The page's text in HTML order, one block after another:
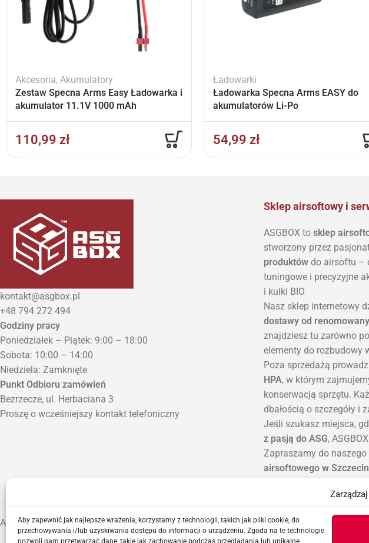
Aby zapewnić jak najlepsze wrażenia, korzystamy z technologii, takich jak pliki cookie, do
przechowywania i/lub uzyskiwania dostępu do informacji o urządzeniu. Zgoda na te technologie
pozwoli nam przetwarzać dane, takie jak zachowanie podczas przeglądania lub unikalne
Akcesoria, Akumulatory
Zestaw Specna Arms Easy Ładowarka i
akumulator 11.1V 1000 mAh
110,99 zł
Ładowarki
Ładowarka Specna Arms EASY do
akumulatorów Li-Po
54,99 zł
kontakt@asgbox.pl
+48 794 272 494
Godziny pracy
Poniedziałek – Piątek: 9:00 – 18:00
Sobota: 10:00 – 14:00
Niedziela: Zamknięte
Punkt Odbioru zamówień
Bezrzecze, ul. Herbaciana 3
Proszę o wcześniejszy kontakt telefoniczny
Sklep airsoftowy i
ASGBOX to sklep
stworzony przez
produktów do airsoftu –
tuningowe i precyzyjne
i kulki BIO
Nasz sklep internetowy
dostawy od
znajdziesz tu zarówno
elementy do rozbudowy
Poza sprzedażą
HPA, w którym
konserwacją sprzętu.
dbałością o szczegóły i
Jeśli szukasz miejsca,
z pasją do ASG,
Zapraszamy do
airsoftowego w
ASGBOX.PL © 2026